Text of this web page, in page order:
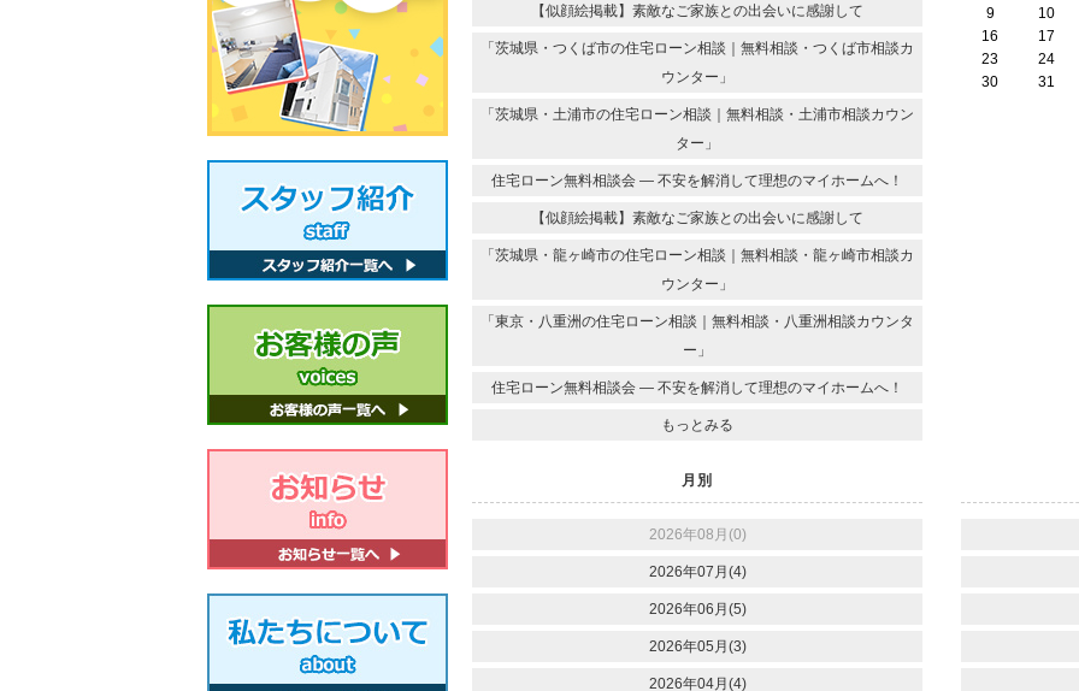
【似顔絵掲載】素敵なご家族との出会いに感謝して
「茨城県・つくば市の住宅ローン相談｜無料相談・つくば市相談カ
ウンター」
「茨城県・土浦市の住宅ローン相談｜無料相談・土浦市相談カウン
ター」
住宅ローン無料相談会 ― 不安を解消して理想のマイホームへ！
【似顔絵掲載】素敵なご家族との出会いに感謝して
「茨城県・龍ヶ崎市の住宅ローン相談｜無料相談・龍ヶ崎市相談カ
ウンター」
「東京・八重洲の住宅ローン相談｜無料相談・八重洲相談カウンタ
ー」
住宅ローン無料相談会 ― 不安を解消して理想のマイホームへ！
もっとみる
9
10
16
17
23
24
30
31
月別
2026年08月(0)
2026年07月(4)
2026年06月(5)
2026年05月(3)
2026年04月(4)